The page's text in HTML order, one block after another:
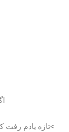
>تازه یادم